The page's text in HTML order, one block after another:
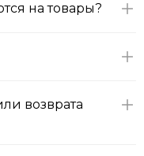
на товары?
возврата